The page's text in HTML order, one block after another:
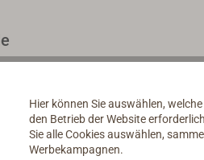
Hier können Sie auswählen,
den Betrieb der Website
Sie alle Cookies auswählen,
Werbekampagnen.